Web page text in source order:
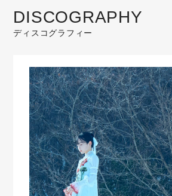
DISCOGRAPHY
ディスコグラフィー